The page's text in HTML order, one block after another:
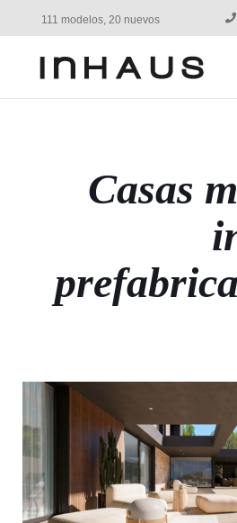
111 modelos, 20 nuevos
Casas